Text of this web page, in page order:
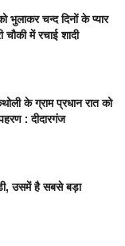
भुलाकर चन्द दिनों के प्यार
में रचाई शादी
के ग्राम प्रधान रात को
: दीदारगंज
उसमें है सबसे बड़ा